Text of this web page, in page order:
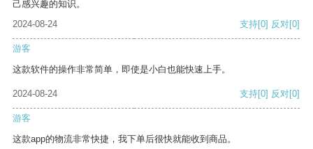
己感兴趣的知识。
2024-08-24
支持[0] 反对[0]
游客
这款软件的操作非常简单，即使是小白也能快速上手。
2024-08-24 支持[0] 反对[0]
游客
这款app的物流非常快捷，我下单后很快就能收到商品。